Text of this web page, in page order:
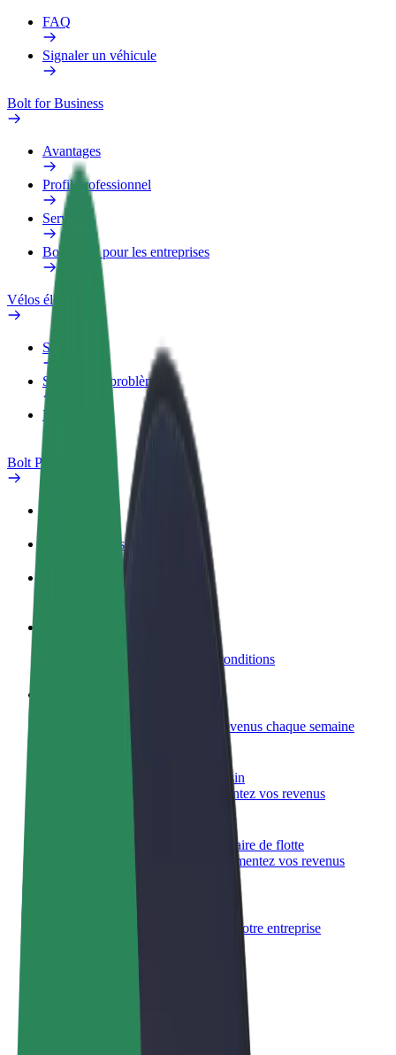
FAQ
Signaler un véhicule
Bolt for Business
Avantages
Profil professionnel
Services
Bolt Food pour les entreprises
Vélos électriques
Safety Lab
Signaler un problème
FAQ
Bolt Plus
Comment s'inscrire
Générez des revenus selon vos conditions
Livrez des repas et générez des revenus chaque semaine
Ajouter un restaurant ou un magasin
Atteignez plus de clients et augmentez vos revenus
Inscrivez-vous en tant que propriétaire de flotte
Ajoutez votre flotte sur Bolt et augmentez vos revenus
Produits et services Bolt adaptés à votre entreprise